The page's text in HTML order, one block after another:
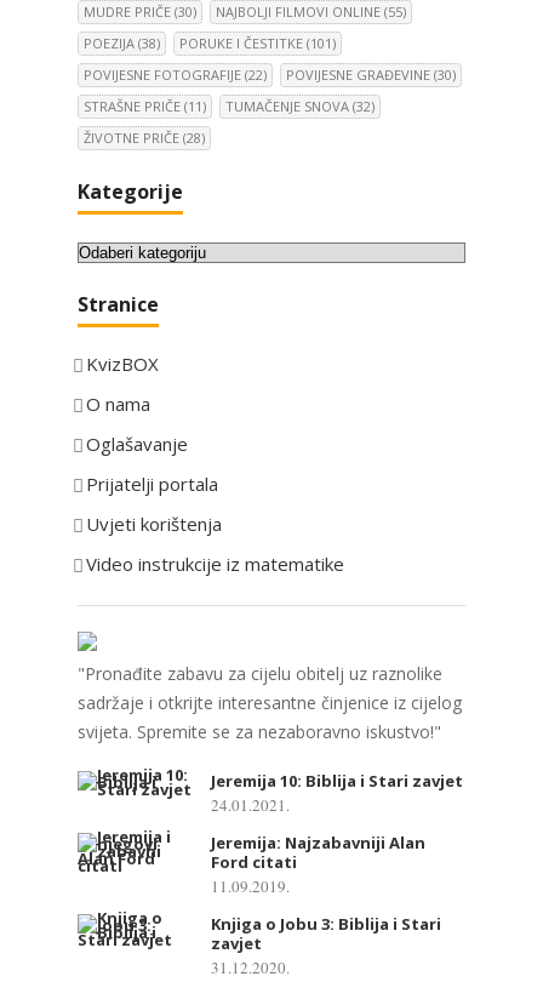
MUDRE PRIČE (30) NAJBOLJI FILMOVI ONLINE (55)
POEZIJA (38) PORUKE I ČESTITKE (101)
POVIJESNE FOTOGRAFIJE (22) POVIJESNE GRAĐEVINE (30)
STRAŠNE PRIČE (11) TUMAČENJE SNOVA (32)
ŽIVOTNE PRIČE (28)
Kategorije
K
t
g
o
i
j
Stranice
KvizBOX
O nama
Oglašavanje
Prijatelji portala
Uvjeti korištenja
Video instrukcije iz matematike
"Pronađite zabavu za cijelu obitelj uz raznolike
sadržaje i otkrijte interesantne činjenice iz cijelog
svijeta. Spremite se za nezaboravno iskustvo!"
Jeremija 10: Biblija i Stari zavjet
24.01.2021.
Jeremija: Najzabavniji Alan
Ford citati
11.09.2019.
Knjiga o Jobu 3: Biblija i Stari
zavjet
31.12.2020.